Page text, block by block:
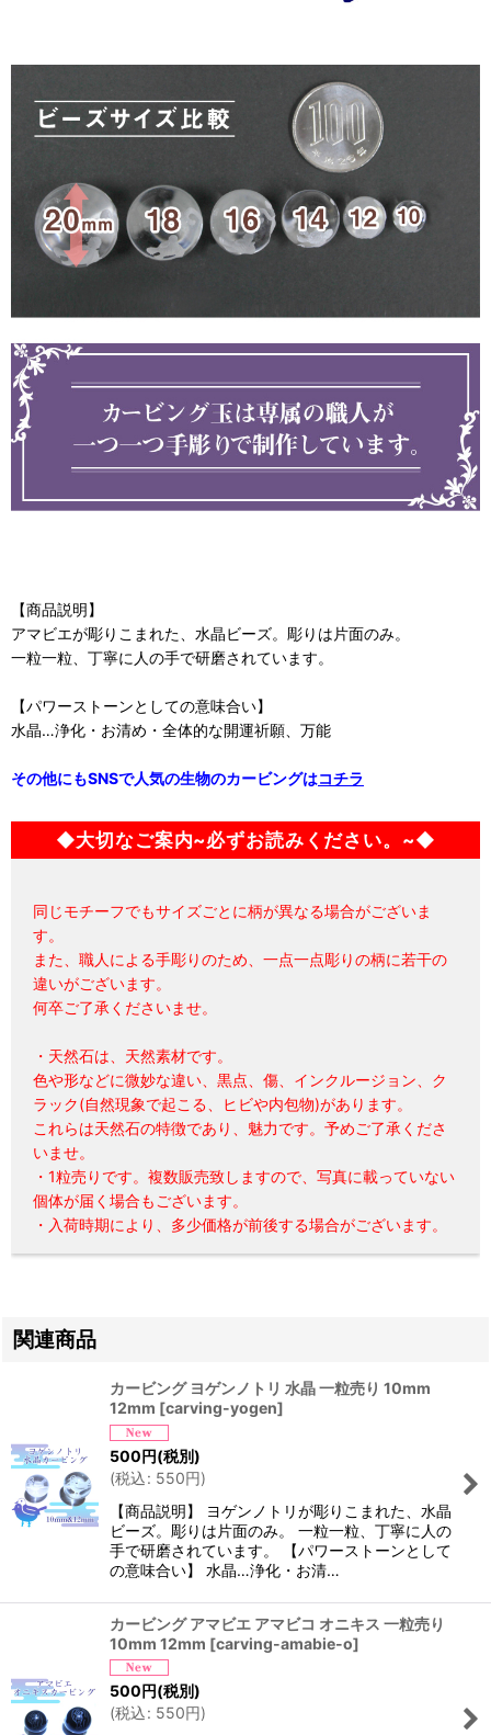
【商品説明】
アマビエが彫りこまれた、水晶ビーズ。彫りは片面のみ。
一粒一粒、丁寧に人の手で研磨されています。
【パワーストーンとしての意味合い】
水晶…浄化・お清め・全体的な開運祈願、万能
その他にもSNSで人気の生物のカービングはコチラ
◆大切なご案内~必ずお読みください。~◆
同じモチーフでもサイズごとに柄が異なる場合がございま
す。
また、職人による手彫りのため、一点一点彫りの柄に若干の
違いがございます。
何卒ご了承くださいませ。
・天然石は、天然素材です。
色や形などに微妙な違い、黒点、傷、インクルージョン、ク
ラック(自然現象で起こる、ヒビや内包物)があります。
これらは天然石の特徴であり、魅力です。予めご了承くださ
いませ。
・1粒売りです。複数販売致しますので、写真に載っていない
個体が届く場合もございます。
・入荷時期により、多少価格が前後する場合がございます。
関連商品
カービング ヨゲンノトリ 水晶 一粒売り 10mm
12mm [carving-yogen]
500円(税別)
(税込: 550円)
【商品説明】 ヨゲンノトリが彫りこまれた、水晶
ビーズ。彫りは片面のみ。 一粒一粒、丁寧に人の
手で研磨されています。 【パワーストーンとして
の意味合い】 水晶…浄化・お清…
カービング アマビエ アマビコ オニキス 一粒売り
10mm 12mm [carving-amabie-o]
500円(税別)
(税込: 550円)